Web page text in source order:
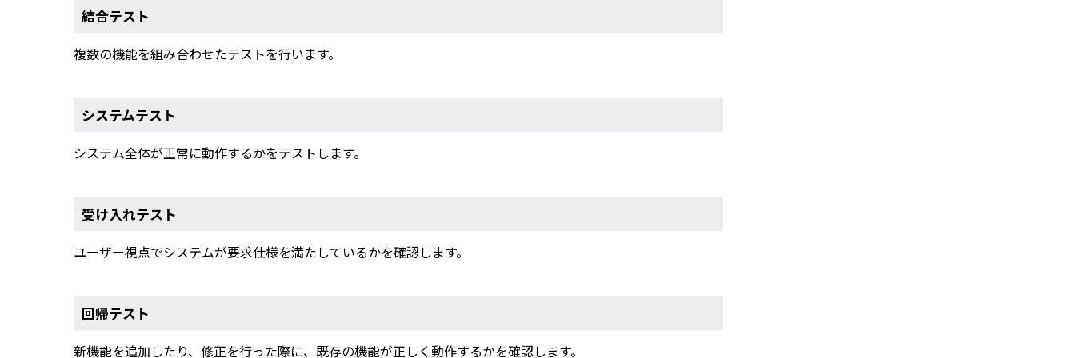
結合テスト
複数の機能を組み合わせたテストを行います。
システムテスト
システム全体が正常に動作するかをテストします。
受け入れテスト
ユーザー視点でシステムが要求仕様を満たしているかを確認します。
回帰テスト
新機能を追加したり、修正を行った際に、既存の機能が正しく動作するかを確認します。